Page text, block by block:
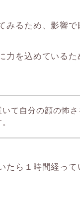
みるため、影響で
力を込めている
て自分の顔の怖
たら１時間経っ